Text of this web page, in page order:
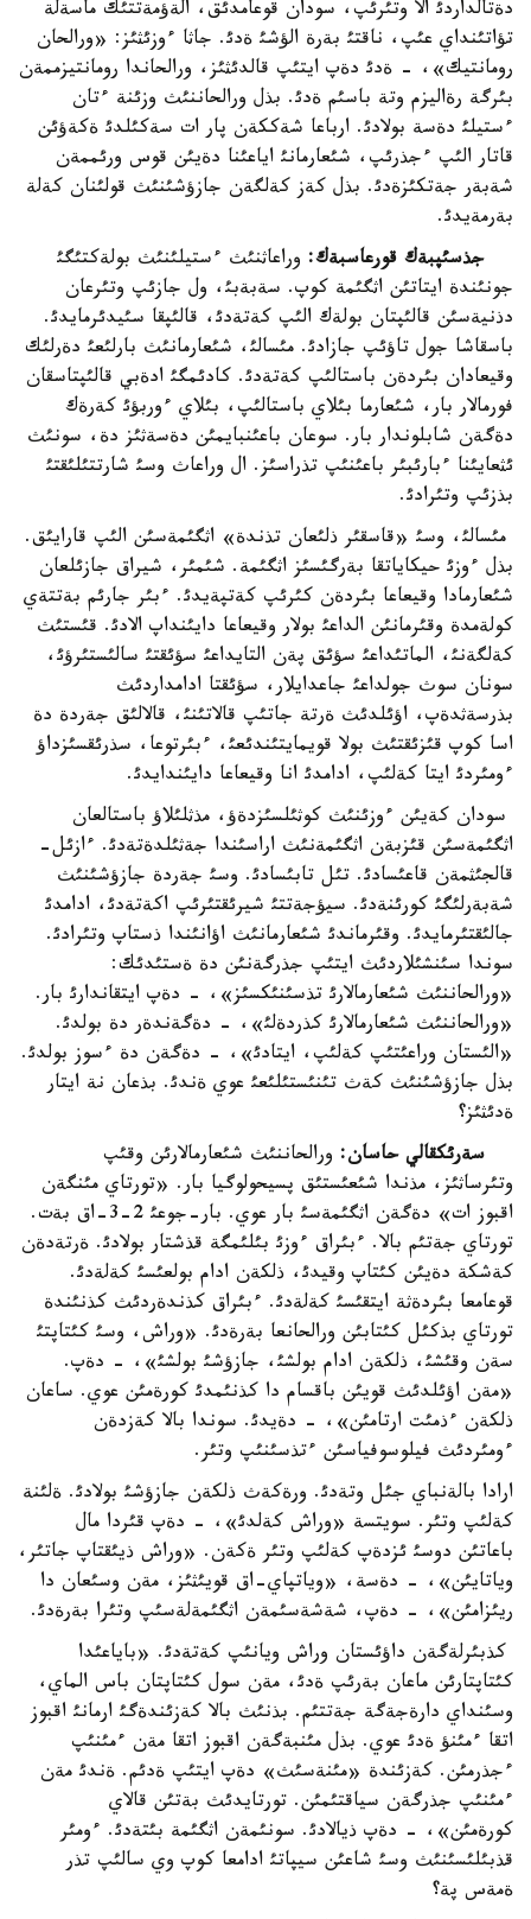
دةتالداردئ الا وتئرئپ، سودان قوعامدئق، الةؤمةتتئك ماسةلة
تؤاتئنداي عئپ، ناقتئ بةرة الؤشئ ةدئ. جاثا ءوزئثئز: «ورالحان
رومانتيك»، - ةدئ دةپ ايتئپ قالدئثئز، ورالحاندا رومانتيزممةن
بئرگة رةاليزم وتة باسئم ةدئ. بذل ورالحاننئث وزئنة ءتان
ءستيلئ دةسة بولادئ. ارباعا شةككةن پار ات سةكئلدئ ةكةؤئن
قاتار الئپ ءجذرئپ، شئعارمانئ اياعئنا دةيئن قوس ورئممةن
شةبةر جةتكئزةدئ. بذل كةز كةلگةن جازؤشئنئث قولئنان كةلة
بةرمةيدئ.
جذسئپبةك قورعاسبةك: وراعاثنئث ءستيلئنئث بولةكتئگئ
جونئندة ايتاتئن اثگئمة كوپ. سةبةبئ، ول جازئپ وتئرعان
دذنيةسئن قالئپتان بولةك الئپ كةتةدئ، قالئپقا سئيدئرمايدئ.
باسقاشا جول تاؤئپ جازادئ. مئسالئ، شئعارمانئث بارلئعئ دةرلئك
وقيعادان بئردةن باستالئپ كةتةدئ. كادئمگئ ادةبي قالئپتاسقان
فورمالار بار، شئعارما بئلاي باستالئپ، بئلاي ءوربؤئ كةرةك
دةگةن شابلوندار بار. سوعان باعئنبايمئن دةسةثئز دة، سونئث
ئثعايئنا ءبارئبئر باعئنئپ تذراسئز. ال وراعاث وسئ شارتتئلئقتئ
بذزئپ وتئرادئ.
مئسالئ، وسئ «قاسقئر ذلئعان تذندة» اثگئمةسئن الئپ قارايئق.
بذل ءوزئ حيكاياتقا بةرگئسئز اثگئمة. شئمئر، شيراق جازئلعان
شئعارمادا وقيعاعا بئردةن كئرئپ كةتپةيدئ. ءبئر جارئم بةتتةي
كولةمدة وقئرمانئن الداعئ بولار وقيعاعا دايئنداپ الادئ. قئستئث
كةلگةنئ، الماتئداعئ سؤئق پةن التايداعئ سؤئقتئ سالئستئرؤئ،
سونان سوث جولداعئ جاعدايلار، سؤئقتا ادامداردئث
بذرسةثدةپ، اؤئلدئث ةرتة جاتئپ قالاتئنئ، قالالئق جةردة دة
اسا كوپ قئزئقتئث بولا قويمايتئندئعئ، ءبئرتوعا، سذرئقسئزداؤ
ءومئردئ ايتا كةلئپ، ادامدئ انا وقيعاعا دايئندايدئ.
سودان كةيئن ءوزئنئث كوثئلسئزدةؤ، مذثلئلاؤ باستالعان
اثگئمةسئن قئزبةن اثگئمةنئث اراسئندا جةثئلدةتةدئ. ءازئل-
قالجئثمةن قاعئسادئ. تئل تابئسادئ. وسئ جةردة جازؤشئنئث
شةبةرلئگئ كورئنةدئ. سيؤجةتتئ شيرئقتئرئپ اكةتةدئ، ادامدئ
جالئقتئرمايدئ. وقئرماندئ شئعارمانئث اؤانئندا ذستاپ وتئرادئ.
سوندا سئنشئلاردئث ايتئپ جذرگةنئن دة ةستئدئك:
«ورالحاننئث شئعارمالارئ تذسئنئكسئز»، - دةپ ايتقاندارئ بار.
«ورالحاننئث شئعارمالارئ كذردةلئ»، - دةگةندةر دة بولدئ.
«الئستان وراعئتئپ كةلئپ، ايتادئ»، - دةگةن دة ءسوز بولدئ.
بذل جازؤشئنئث كةث تئنئستئلئعئ عوي ةندئ. بذعان نة ايتار
ةدئثئز؟
سةرئكقالي حاسان: ورالحاننئث شئعارمالارئن وقئپ
وتئرساثئز، مذندا شئعئستئق پسيحولوگيا بار. «تورتاي مئنگةن
اقبوز ات» دةگةن اثگئمةسئ بار عوي. بار-جوعئ 2-3-اق بةت.
تورتاي جةتئم بالا. ءبئراق ءوزئ بئلئمگة قذشتار بولادئ. ةرتةدةن
كةشكة دةيئن كئتاپ وقيدئ، ذلكةن ادام بولعئسئ كةلةدئ.
قوعامعا بئردةثة ايتقئسئ كةلةدئ. ءبئراق كذندةردئث كذنئندة
تورتاي بذكئل كئتابئن ورالحانعا بةرةدئ. «وراش، وسئ كئتاپتئ
سةن وقئشئ، ذلكةن ادام بولشئ، جازؤشئ بولشئ»، - دةپ.
«مةن اؤئلدئث قويئن باقسام دا كذنئمدئ كورةمئن عوي. ساعان
ذلكةن ءذمئت ارتامئن»، - دةيدئ. سوندا بالا كةزدةن
ءومئردئث فيلوسوفياسئن ءتذسئنئپ وتئر.
ارادا بالةنباي جئل وتةدئ. ورةكةث ذلكةن جازؤشئ بولادئ. ةلئنة
كةلئپ وتئر. سويتسة «وراش كةلدئ»، - دةپ قئردا مال
باعاتئن دوسئ ئزدةپ كةلئپ وتئر ةكةن. «وراش ذيئقتاپ جاتئر،
وياتايئن»، - دةسة، «وياتپاي-اق قويئثئز، مةن وسئعان دا
ريئزامئن»، - دةپ، شةشةسئمةن اثگئمةلةسئپ وتئرا بةرةدئ.
كذبئرلةگةن داؤئستان وراش ويانئپ كةتةدئ. «باياعئدا
كئتاپتارئن ماعان بةرئپ ةدئ، مةن سول كئتاپتان باس الماي،
وسئنداي دارةجةگة جةتتئم. بذنئث بالا كةزئندةگئ ارمانئ اقبوز
اتقا ءمئنؤ ةدئ عوي. بذل مئنبةگةن اقبوز اتقا مةن ءمئنئپ
ءجذرمئن. كةزئندة «مئنةسئث» دةپ ايتئپ ةدئم. ةندئ مةن
ءمئنئپ جذرگةن سياقتئمئن. تورتايدئث بةتئن قالاي
كورةمئن»، - دةپ ذيالادئ. سونئمةن اثگئمة بئتةدئ. ءومئر
قذبئلئسئنئث وسئ شاعئن سيپاتئ ادامعا كوپ وي سالئپ تذر
ةمةس پة؟